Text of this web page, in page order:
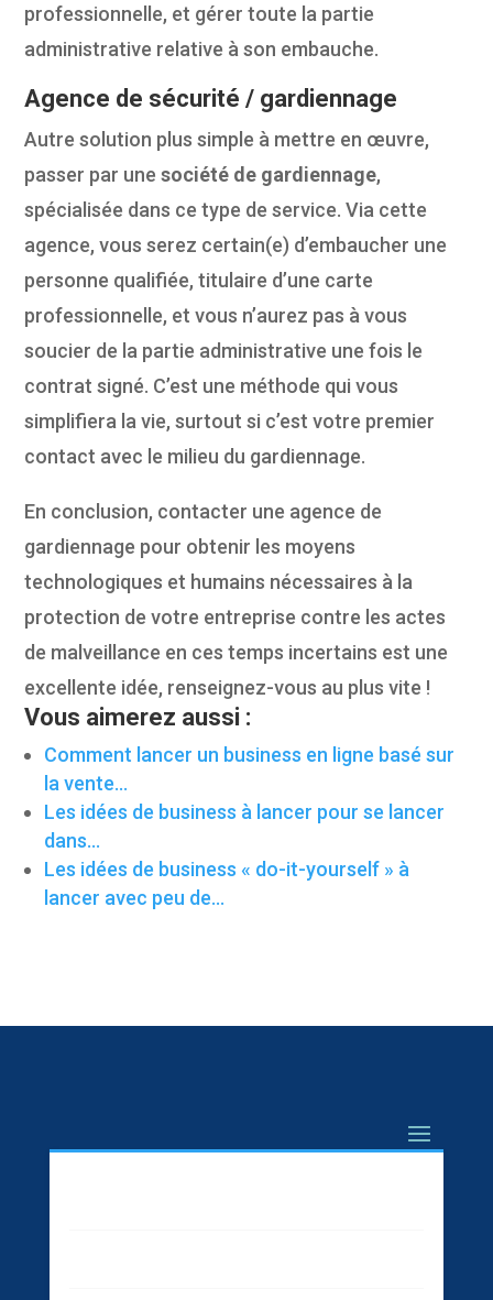
professionnelle, et gérer toute la partie
administrative relative à son embauche.
Agence de sécurité / gardiennage
Autre solution plus simple à mettre en œuvre,
passer par unesociété de gardiennage,
spécialisée dans ce type de service. Via cette
agence, vous serez certain(e) d’embaucher une
personne qualifiée, titulaire d’une carte
professionnelle, et vous n’aurez pas à vous
soucier de la partie administrative une fois le
contrat signé. C’est une méthode qui vous
simplifiera la vie, surtout si c’est votre premier
contact avec le milieu du gardiennage.
En conclusion, contacter une agence de
gardiennage pour obtenir les moyens
technologiques et humains nécessaires à la
protection de votre entreprise contre les actes
de malveillance en ces temps incertains est une
excellente idée, renseignez-vous au plus vite !
Vous aimerez aussi :
Comment lancer un business en ligne basé sur
la vente…
Les idées de business à lancer pour se lancer
dans…
Les idées de business « do-it-yourself » à
lancer avec peu de…